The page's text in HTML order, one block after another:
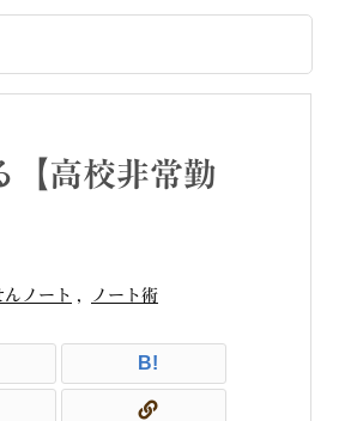
【高校非常勤
んノート , ノート術
B!